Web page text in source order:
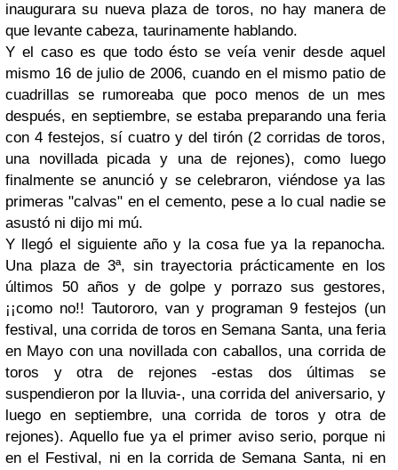
inaugurara su nueva plaza de toros, no hay manera de
que levante cabeza, taurinamente hablando.
Y el caso es que todo ésto se veía venir desde aquel
mismo 16 de julio de 2006, cuando en el mismo patio de
cuadrillas se rumoreaba que poco menos de un mes
después, en septiembre, se estaba preparando una feria
con 4 festejos, sí cuatro y del tirón (2 corridas de toros,
una novillada picada y una de rejones), como luego
finalmente se anunció y se celebraron, viéndose ya las
primeras "calvas" en el cemento, pese a lo cual nadie se
asustó ni dijo mi mú.
Y llegó el siguiente año y la cosa fue ya la repanocha.
Una plaza de 3ª, sin trayectoria prácticamente en los
últimos 50 años y de golpe y porrazo sus gestores,
¡¡como no!! Tautororo, van y programan 9 festejos (un
festival, una corrida de toros en Semana Santa, una feria
en Mayo con una novillada con caballos, una corrida de
toros y otra de rejones -estas dos últimas se
suspendieron por la lluvia-, una corrida del aniversario, y
luego en septiembre, una corrida de toros y otra de
rejones). Aquello fue ya el primer aviso serio, porque ni
en el Festival, ni en la corrida de Semana Santa, ni en